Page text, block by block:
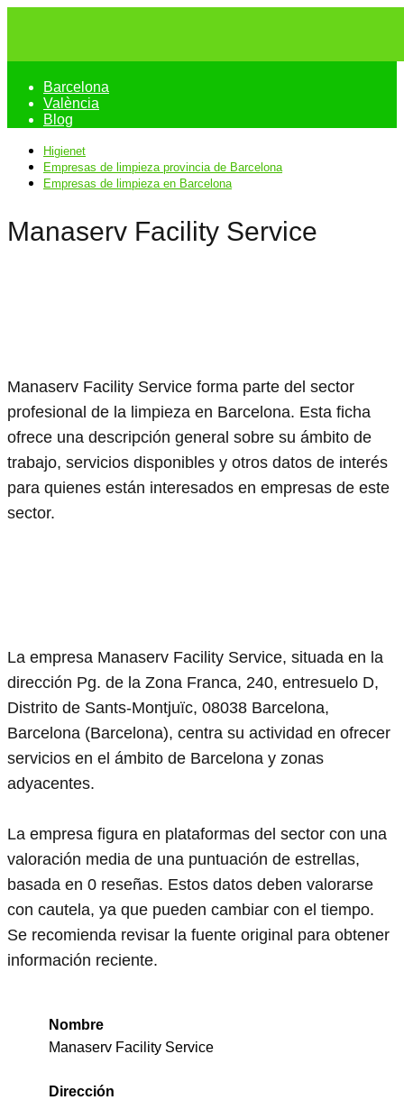
Barcelona
València
Blog
Higienet
Empresas de limpieza provincia de Barcelona
Empresas de limpieza en Barcelona
Manaserv Facility Service
Manaserv Facility Service forma parte del sector
profesional de la limpieza en Barcelona. Esta ficha
ofrece una descripción general sobre su ámbito de
trabajo, servicios disponibles y otros datos de interés
para quienes están interesados en empresas de este
sector.
La empresa Manaserv Facility Service, situada en la
dirección Pg. de la Zona Franca, 240, entresuelo D,
Distrito de Sants-Montjuïc, 08038 Barcelona,
Barcelona (Barcelona), centra su actividad en ofrecer
servicios en el ámbito de Barcelona y zonas
adyacentes.
La empresa figura en plataformas del sector con una
valoración media de una puntuación de estrellas,
basada en 0 reseñas. Estos datos deben valorarse
con cautela, ya que pueden cambiar con el tiempo.
Se recomienda revisar la fuente original para obtener
información reciente.
Nombre
Manaserv Facility Service
Dirección